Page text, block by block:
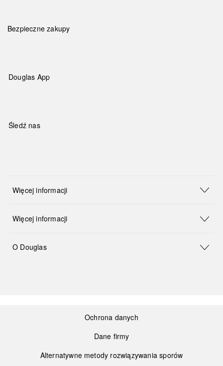
Bezpieczne zakupy
Douglas App
Śledź nas
Więcej informacji
Więcej informacji
O Douglas
Ochrona danych
Dane firmy
Alternatywne metody rozwiązywania sporów